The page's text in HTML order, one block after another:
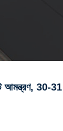
আমন্ত্রণ, 30-